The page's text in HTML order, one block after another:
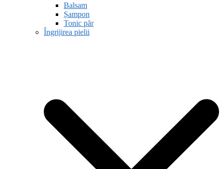
Balsam
Șampon
Tonic păr
Îngrijirea pielii